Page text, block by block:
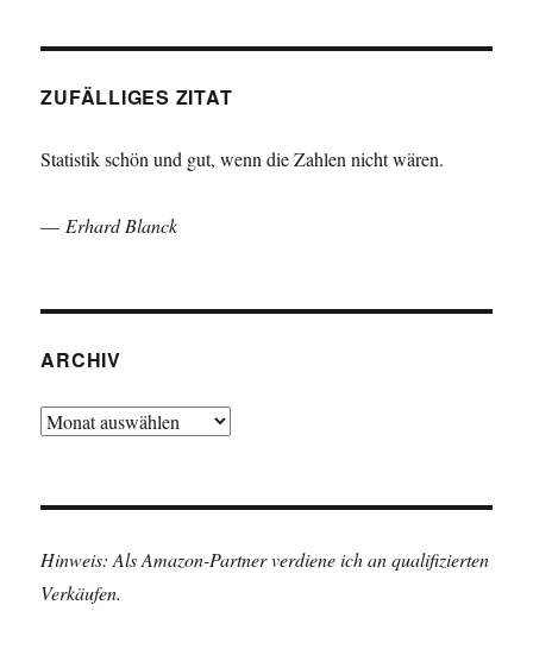
ZUFÄLLIGES ZITAT
Statistik schön und gut, wenn die Zahlen nicht wären.
— Erhard Blanck
ARCHIV
Archiv
Hinweis: Als Amazon-Partner verdiene ich an qualifizierten
Verkäufen.